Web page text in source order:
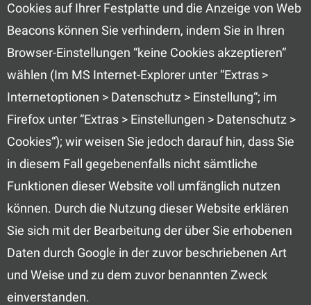
Cookies auf Ihrer Festplatte und die Anzeige von Web
Beacons können Sie verhindern, indem Sie in Ihren
Browser-Einstellungen “keine Cookies akzeptieren“
wählen (Im MS Internet-Explorer unter “Extras >
Internetoptionen > Datenschutz > Einstellung“; im
Firefox unter “Extras > Einstellungen > Datenschutz >
Cookies“); wir weisen Sie jedoch darauf hin, dass Sie
in diesem Fall gegebenenfalls nicht sämtliche
Funktionen dieser Website voll umfänglich nutzen
können. Durch die Nutzung dieser Website erklären
Sie sich mit der Bearbeitung der über Sie erhobenen
Daten durch Google in der zuvor beschriebenen Art
und Weise und zu dem zuvor benannten Zweck
einverstanden.